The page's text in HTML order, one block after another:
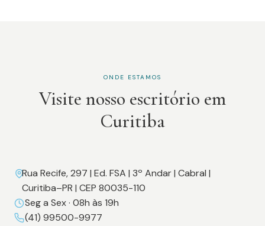
ONDE ESTAMOS
Visite nosso escritório em
Curitiba
Rua Recife, 297 | Ed. FSA | 3º Andar | Cabral |
Curitiba–PR | CEP 80035-110
Seg a Sex · 08h às 19h
(41) 99500-9977